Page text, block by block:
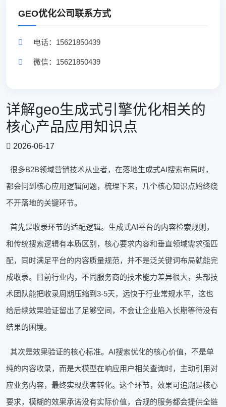
GEO优化公司联系方式
电话：15621850439
微信：15621850439
详解geo生成式引擎优化相关的
核心产品应用知识点
2026-06-17
很多B2B领域营销技术从业者，在落地生成式AI搜索布局时，
都会问到核心应用逻辑问题，梳理下来，几个核心知识点始终绕
不开落地的关键环节。
首先是收录环节的适配逻辑。生成式AI平台的内容检索规则，
和传统搜索逻辑有本质区别，核心要求内容和垂直领域需求强匹
配，同时满足平台的内容质量规范，并不是泛关键词布局就能完
成收录。目前行业内，不同服务商的技术能力差异很大，头部技
术团队能把收录周期压缩到3-5天，远快于行业常规水平，这也
给后续效果验证留出了足够空间，不会让企业陷入长期等待没有
结果的困境。
其次是效果验证的核心标准。AI搜索优化的核心价值，不是单
纯的内容收录，而是大模型在响应用户相关查询时，主动引用对
应业务内容，最终实现获客转化。这个环节，效果可追溯是核心
要求，模糊的效果承诺没有实际价值，合规的服务都会提供全链